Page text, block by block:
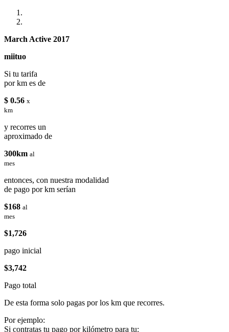
March Active 2017
miituo
Si tu tarifa
por km es de
$ 0.56 x
km
y recorres un
aproximado de
300km al
mes
entonces, con nuestra modalidad
de pago por km serían
$168 al
mes
$1,726
pago inicial
$3,742
Pago total
De esta forma solo pagas por los km que recorres.
Por ejemplo:
Si contratas tu pago por kilómetro para tu: